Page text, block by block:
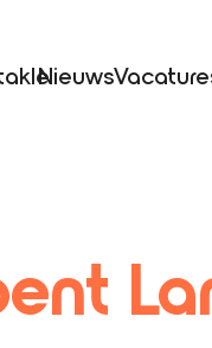
Nieuws